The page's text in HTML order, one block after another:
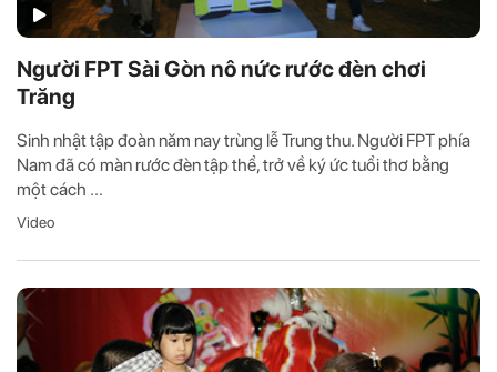
Người FPT Sài Gòn nô nức rước đèn chơi
Trăng
Sinh nhật tập đoàn năm nay trùng lễ Trung thu. Người FPT phía
Nam đã có màn rước đèn tập thể, trở về ký ức tuổi thơ bằng
một cách ...
Video